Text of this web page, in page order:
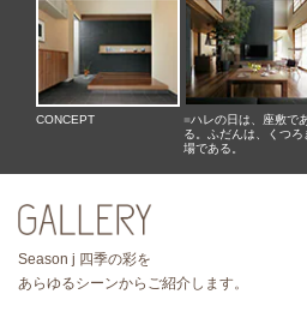
CONCEPT ■ハレの日は、座敷で
る。ふだんは、くつろ
場である。
Season j 四季の彩を
あらゆるシーンからご紹介します。